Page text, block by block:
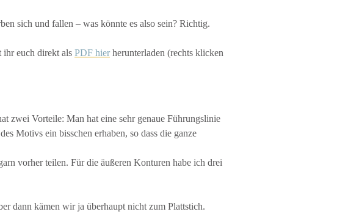
sich und fallen – was könnte es also sein? Richtig.
ihr euch direkt als PDF hier herunterladen (rechts klicken
zwei Vorteile: Man hat eine sehr genaue Führungslinie
Motivs ein bisschen erhaben, so dass die ganze
vorher teilen. Für die äußeren Konturen habe ich drei
dann kämen wir ja überhaupt nicht zum Plattstich.